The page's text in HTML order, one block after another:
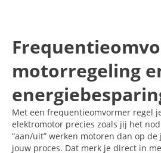
motorregeling
Met een frequentieomvormer regel
elektromotor precies zoals jij het
“aan/uit” werken motoren dan op
jouw proces. Dat merk je direct in